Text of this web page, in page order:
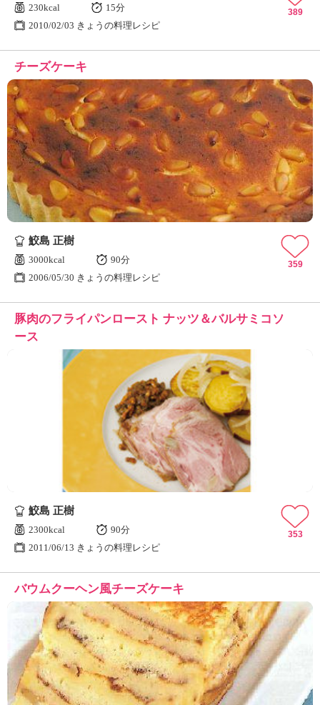
230kcal
15分
2010/02/03 きょうの料理レシピ
389
チーズケーキ
鮫島 正樹
3000kcal
90分
2006/05/30 きょうの料理レシピ
359
豚肉のフライパンロースト ナッツ＆バルサミコソ
ース
鮫島 正樹
2300kcal
90分
2011/06/13 きょうの料理レシピ
353
バウムクーヘン風チーズケーキ